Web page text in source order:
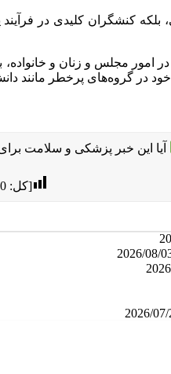
بلکه کنشگران کلیدی در
امور مجلس و زنان و
در گروه‌های پرخطر مانند
آیا این خبر پزشکی و سلامت
[کل:0